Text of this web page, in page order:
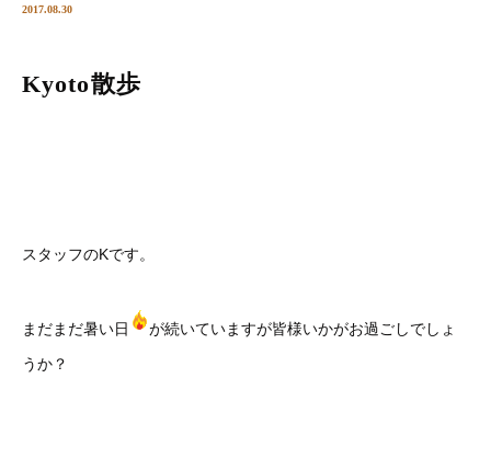
2017.08.30
Kyoto散歩
スタッフのKです。
まだまだ暑い日
が続いていますが皆様いかがお過ごしでしょ
うか？